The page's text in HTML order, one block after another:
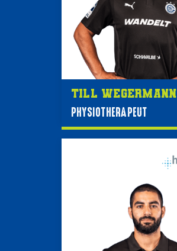
Till Wegermann
PHYSIOTHERAPEUT